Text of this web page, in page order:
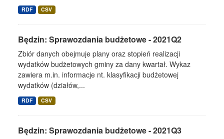
RDF CSV
Będzin: Sprawozdania budżetowe - 2021Q2
Zbiór danych obejmuje plany oraz stopień realizacji
wydatków budżetowych gminy za dany kwartał. Wykaz
zawiera m.in. informacje nt. klasyfikacji budżetowej
wydatków (działów,...
RDF CSV
Będzin: Sprawozdania budżetowe - 2021Q3